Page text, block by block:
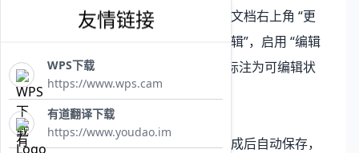
第二步：进入编辑模式。点击文档右上角 “更
多”（三个点图标），选择 “编辑”，启用 “编辑
文本和图片” 功能，表格会被标注为可编辑状
态。
第三步：核心编辑操作。
第四步：保存与同步。编辑完成后自动保存，
友情链接
WPS下载
https://www.wps.cam
有道翻译下载
https://www.youdao.im